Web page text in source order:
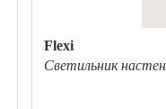
Flexi
Светильник